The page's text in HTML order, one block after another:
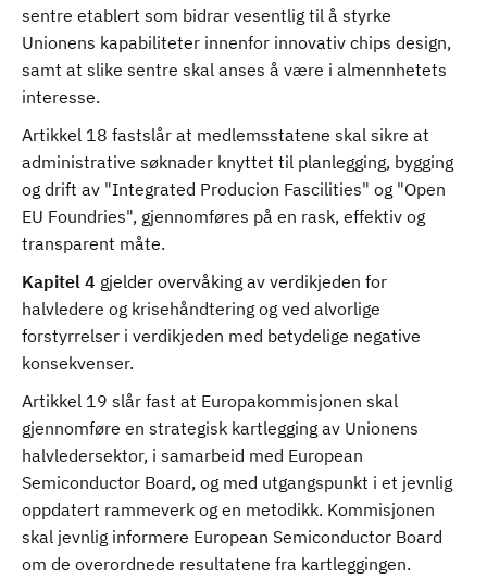
sentre etablert som bidrar vesentlig til å styrke
Unionens kapabiliteter innenfor innovativ chips design,
samt at slike sentre skal anses å være i almennhetets
interesse.
Artikkel 18 fastslår at medlemsstatene skal sikre at
administrative søknader knyttet til planlegging, bygging
og drift av "Integrated Producion Fascilities" og "Open
EU Foundries", gjennomføres på en rask, effektiv og
transparent måte.
Kapitel 4 gjelder overvåking av verdikjeden for
halvledere og krisehåndtering og ved alvorlige
forstyrrelser i verdikjeden med betydelige negative
konsekvenser.
Artikkel 19 slår fast at Europakommisjonen skal
gjennomføre en strategisk kartlegging av Unionens
halvledersektor, i samarbeid med European
Semiconductor Board, og med utgangspunkt i et jevnlig
oppdatert rammeverk og en metodikk. Kommisjonen
skal jevnlig informere European Semiconductor Board
om de overordnede resultatene fra kartleggingen.